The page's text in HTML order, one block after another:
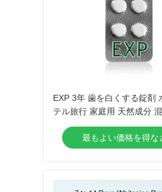
EXP 3年 歯を白くする錠剤
テル旅行 家庭用 天然成分
最もよい価格を得な